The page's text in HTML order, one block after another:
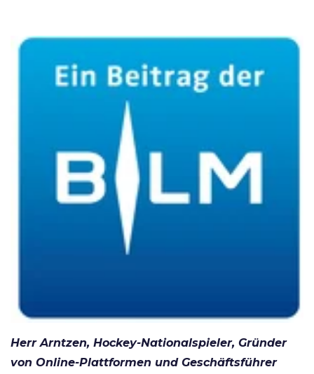
Herr Arntzen, Hockey-Nationalspieler, Gründer
von Online-Plattformen und Geschäftsführer